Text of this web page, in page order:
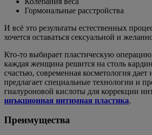
Гормональные расстройства
И всё это результаты естественных
хочется оставаться сексуальной и
Кто-то выбирает пластическую
каждая женщина решится на столь
счастью, современная косметология
предлагает специальные технологии и
гиалуроновой кислоты для коррекции
инъкционная интимная пластика.
Преимущества